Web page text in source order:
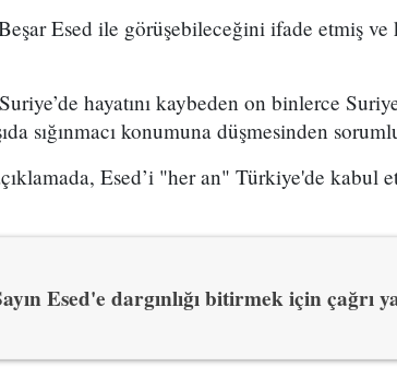
Esed ile görüşebileceğini ifade etmiş ve
hayatını kaybeden on binlerce
sığınmacı konumuna düşmesinden
Esed’i "her an" Türkiye'de kabul
Esed'e dargınlığı bitirmek için çağrı